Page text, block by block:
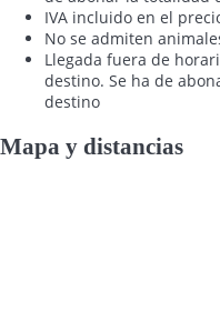
IVA incluido en el
No se admiten
Llegada fuera de
destino. Se ha de
destino
Mapa y distancias